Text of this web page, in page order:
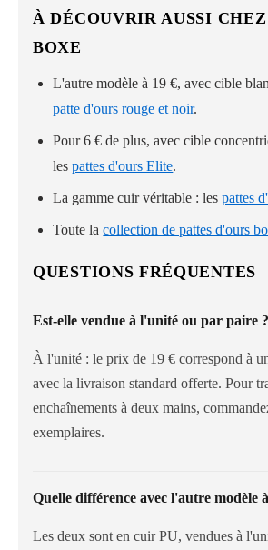
À DÉCOUVRIR AUSSI
BOXE
L'autre modèle à 19 €, avec cible
patte d'ours rouge et noir.
Pour 6 € de plus, avec cible
lespattes d'ours Elite.
La gamme cuir véritable : lespattes
Toute lacollection de pattes d'ours
QUESTIONS FRÉQUENTES
Est-elle vendue à l'unité ou par paire ?
À l'unité : le prix de 19 € correspond à
avec la livraison standard offerte. Pour
enchaînements à deux mains,
exemplaires.
Quelle différence avec l'autre modèle
Les deux sont en cuir PU, vendues à